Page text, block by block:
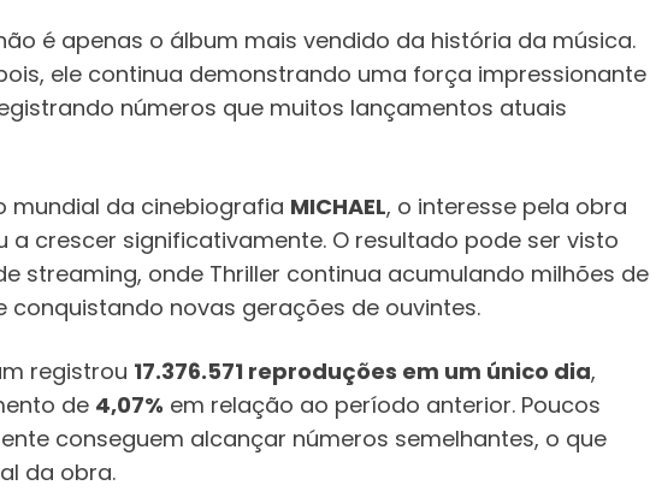
é apenas o álbum mais vendido da história da música.
ele continua demonstrando uma força impressionante
números que muitos lançamentos atuais
mundial da cinebiografia MICHAEL, o interesse pela obra
a crescer significativamente. O resultado pode ser visto
streaming, onde Thriller continua acumulando milhões de
conquistando novas gerações de ouvintes.
registrou 17.376.571 reproduções em um único dia,
de 4,07% em relação ao período anterior. Poucos
conseguem alcançar números semelhantes, o que
da obra.